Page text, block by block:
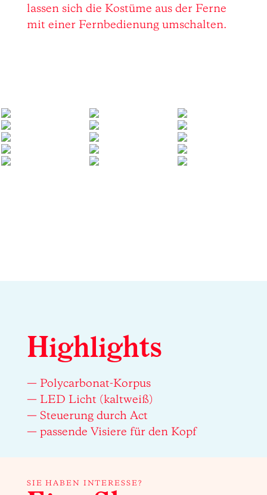
lassen sich die Kostüme aus der Ferne
mit einer Fernbedienung umschalten.
Highlights
— Polycarbonat-Korpus
— LED Licht (kaltweiß)
— Steuerung durch Act
— passende Visiere für den Kopf
SIE HABEN INTERESSE?